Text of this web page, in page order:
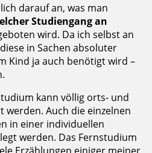
darauf an, was man
Studiengang an
wird. Da ich selbst an
in Sachen absoluter
Kind ja auch benötigt wird –
kann völlig orts- und
werden. Auch die einzelnen
in einer individuellen
werden. Das Fernstudium
Erzählungen einiger meiner